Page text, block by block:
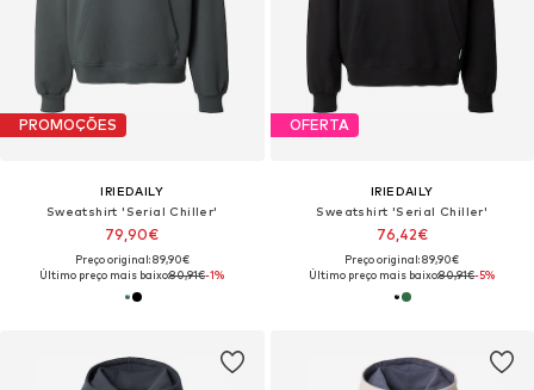
PROMOÇÕES
IRIEDAILY
Sweatshirt 'Serial Chiller'
79,90€
Preço original: 89,90€
Último preço mais baixo:80,91€-1%
OFERTA
IRIEDAILY
Sweatshirt 'Serial Chiller'
76,42€
Preço original: 89,90€
Último preço mais baixo:80,91€-5%